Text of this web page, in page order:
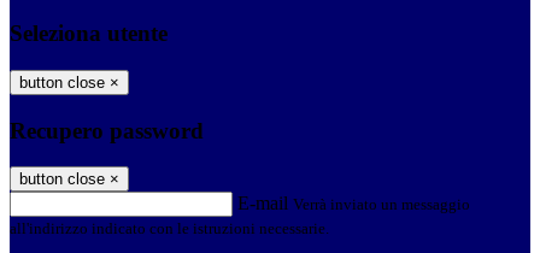
Seleziona utente
button close ×
Recupero password
button close ×
E-mail Verrà inviato un messaggio
all'indirizzo indicato con le istruzioni necessarie.